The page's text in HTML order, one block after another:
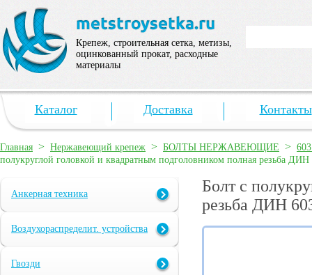
Крепеж, строительная сетка, метизы,
оцинкованный прокат, расходные
материалы
Каталог Доставка Контакты
Главная > Нержавеющий крепеж > БОЛТЫ НЕРЖАВЕЮЩИЕ >
полукруглой головкой и квадратным подголовником полная резьба
Анкерная техника
Воздухораспределит. устройства
Гвозди
Болт с
резьба ДИН